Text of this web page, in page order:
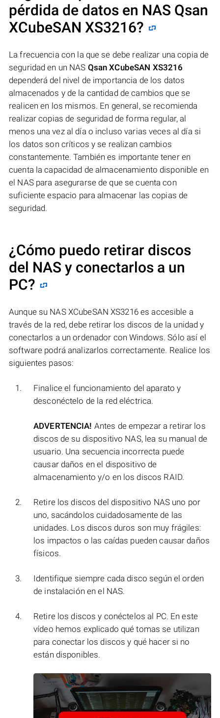
pérdida de datos en NAS Qsan
XCubeSAN XS3216?
La frecuencia con la que se debe realizar una copia de
seguridad en un NAS Qsan XCubeSAN XS3216
dependerá del nivel de importancia de los datos
almacenados y de la cantidad de cambios que se
realicen en los mismos. En general, se recomienda
realizar copias de seguridad de forma regular, al
menos una vez al día o incluso varias veces al día si
los datos son críticos y se realizan cambios
constantemente. También es importante tener en
cuenta la capacidad de almacenamiento disponible en
el NAS para asegurarse de que se cuenta con
suficiente espacio para almacenar las copias de
seguridad.
¿Cómo puedo retirar discos
del NAS y conectarlos a un
PC?
Aunque su NAS XCubeSAN XS3216 es accesible a
través de la red, debe retirar los discos de la unidad y
conectarlos a un ordenador con Windows. Sólo así el
software podrá analizarlos correctamente. Realice los
siguientes pasos:
Finalice el funcionamiento del aparato y
desconéctelo de la red eléctrica.
ADVERTENCIA! Antes de empezar a retirar los
discos de su dispositivo NAS, lea su manual de
usuario. Una secuencia incorrecta puede
causar daños en el dispositivo de
almacenamiento y/o en los discos RAID.
Retire los discos del dispositivo NAS uno por
uno, sacándolos cuidadosamente de las
unidades. Los discos duros son muy frágiles:
los impactos o las caídas pueden causar daños
físicos.
Identifique siempre cada disco según el orden
de instalación en el NAS.
Retire los discos y conéctelos al PC. En este
vídeo hemos explicado qué tomas se utilizan
para conectar los discos y qué hacer si no
están disponibles.